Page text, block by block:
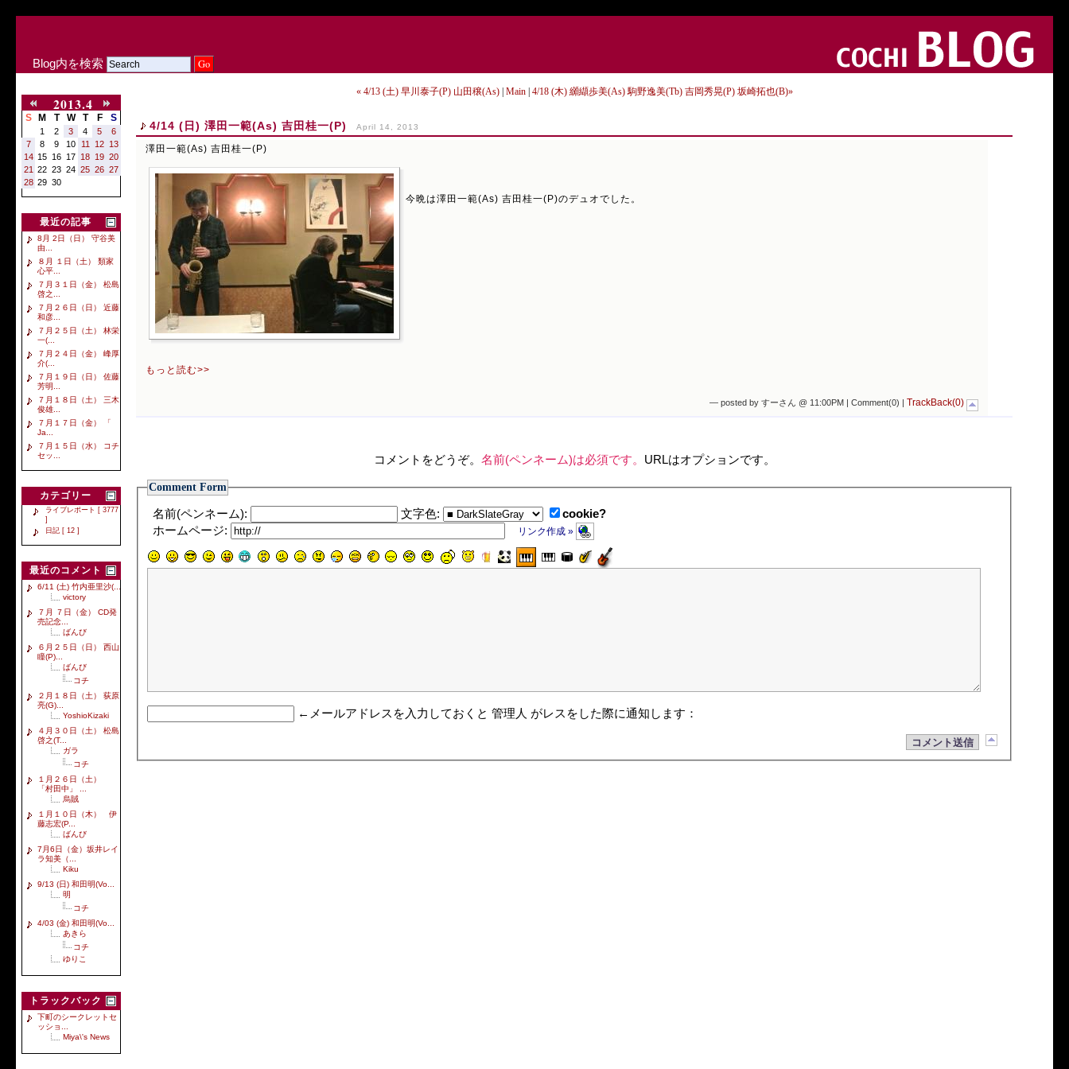
Blog内を検索
2013.4
S M T W T F S
1 2 3 4 5
6
7
8 9 10 11 12 13
14 15 16 17 18 19 20
21
22 23 24 25 26 27
28 29 30
最近の記事
8月 2日（日） 守谷美
由...
８月 １日（土） 類家
心平...
７月３１日（金） 松島
啓之...
７月２６日（日） 近藤
和彦...
７月２５日（土） 林栄
一(...
７月２４日（金） 峰厚
介(...
７月１９日（日） 佐藤
芳明...
７月１８日（土） 三木
俊雄...
７月１７日（金） 「
Ja...
７月１５日（水） コチ
セッ...
カテゴリー
ライブレポート [ 3777
]
日記 [ 12 ]
最近のコメント
6/11 (土) 竹内亜里沙(...
victory
７月 ７日（金） CD発
売記念...
ばんび
６月２５日（日） 西山
瞳(P)...
ばんび
コチ
２月１８日（土） 荻原
亮(G)...
YoshioKizaki
４月３０日（土） 松島
啓之(T...
ガラ
コチ
１月２６日（土）
「村田中」 ...
烏賊
１月１０日（木） 伊
藤志宏(P...
ばんび
7月6日（金）坂井レイ
ラ知美（...
Kiku
9/13 (日) 和田明(Vo...
明
コチ
4/03 (金) 和田明(Vo...
あきら
コチ
ゆりこ
トラックバック
下町のシークレットセ
ッショ...
Miya\'s News
« 4/13 (土) 早川泰子(P) 山田穣(As)| Main| 4/18 (木) 纐纈歩美(As) 駒野逸美(Tb) 吉岡秀晃(P) 坂崎拓也(B)»
4/14 (日) 澤田一範(As) 吉田桂一(P) April 14, 2013
澤田一範(As) 吉田桂一(P)
今晩は澤田一範(As) 吉田桂一(P)のデュオでした。
もっと読む>>
— posted by すーさん @ 11:00PM | Comment(0) TrackBack(0)
コメントをどうぞ。 名前(ペンネーム)は必須です。 URLはオプションです。
Comment Form
名前(ペンネーム): 文字色: cookie?
ホームページ: リンク作成 »
←メールアドレスを入力しておくと 管理人 がレスをした際に通知します：
コメント送信